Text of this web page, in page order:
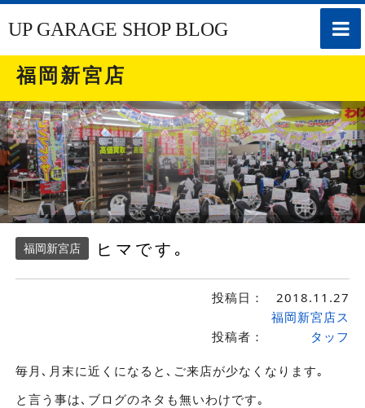
toggle
UP GARAGE SHOP BLOG
福岡新宮店
福岡新宮店 ヒマです｡
投稿日： 2018.11.27
投稿者：
福岡新宮店ス
タッフ
毎月､月末に近くになると､ご来店が少なくなります｡
と言う事は､ブログのネタも無いわけです｡